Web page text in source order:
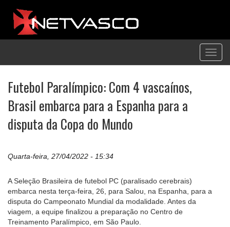
Futebol Paralímpico: Com 4 vascaínos,
Brasil embarca para a Espanha para a
disputa da Copa do Mundo
Quarta-feira, 27/04/2022 - 15:34
A Seleção Brasileira de futebol PC (paralisado cerebrais)
embarca nesta terça-feira, 26, para Salou, na Espanha, para a
disputa do Campeonato Mundial da modalidade. Antes da
viagem, a equipe finalizou a preparação no Centro de
Treinamento Paralímpico, em São Paulo.